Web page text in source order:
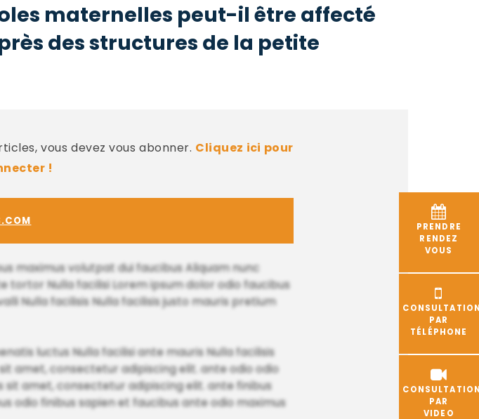
PRENDRE
RENDEZ
VOUS
PAR
TÉLÉPHONE
PAR
VIDEO
maternelles peut-il être affecté
des structures de la petite
vous devez vous abonner. Cliquez ici pour
!
maximus volutpat dui faucibus Aliquam nunc
tortor Nulla facilisi Lorem ipsum dolor odio faucibus
Nulla facilisis Nulla facilisis justo mauris pretium
luctus Nulla facilisi ante mauris Nulla facilisis
amet, consectetur adipiscing elit. ante odio odio
amet, consectetur adipiscing elit. ante finibus
odio finibus sapien et faucibus ante odio maximus